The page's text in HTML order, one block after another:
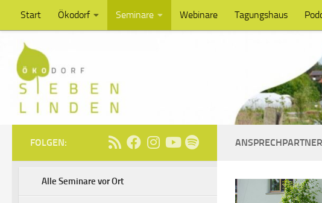
Unter dem Inhalt
Start Ökodorf Seminare Webinare Tagungshaus
FOLGEN:
Alle Seminare vor Ort